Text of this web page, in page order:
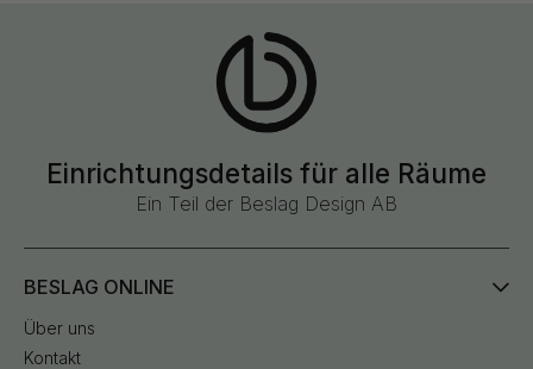
Einrichtungsdetails für alle Räume
Ein Teil der Beslag Design AB
BESLAG ONLINE
Über uns
Kontakt